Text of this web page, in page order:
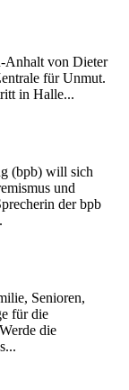
Anhalt von Dieter
für Unmut.
in Halle...
(bpb) will sich
und
der bpb
Senioren,
für die
die